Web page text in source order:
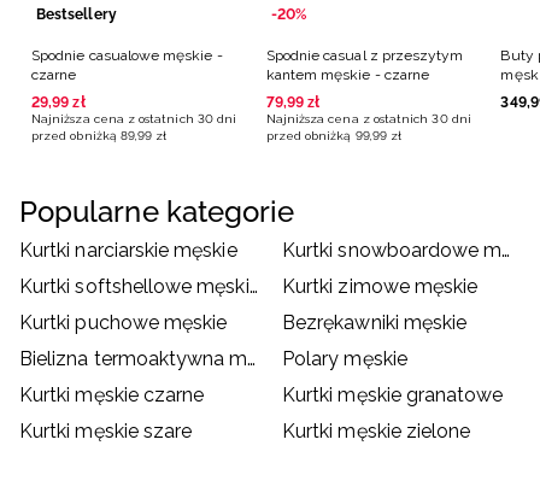
Bestsellery
Spodnie casualowe męskie -
czarne
29,99 zł
Najniższa cena z ostatnich 30 dni
przed obniżką 89,99 zł
-20%
Spodnie casual z przeszytym
kantem męskie - czarne
79,99 zł
Najniższa cena z ostatnich 30 dni
przed obniżką 99,99 zł
Buty
349,
Popularne kategorie
Kurtki narciarskie męskie
Kurtki snowboardowe męskie
Kurtki softshellowe męskie
Kurtki zimowe męskie
Kurtki puchowe męskie
Bezrękawniki męskie
Bielizna termoaktywna męska
Polary męskie
Kurtki męskie czarne
Kurtki męskie granatowe
Kurtki męskie szare
Kurtki męskie zielone